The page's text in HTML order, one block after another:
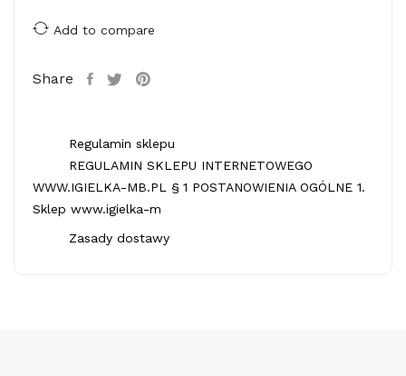
Add to compare
Share
Regulamin sklepu
REGULAMIN SKLEPU INTERNETOWEGO
WWW.IGIELKA-MB.PL § 1 POSTANOWIENIA OGÓLNE 1.
Sklep www.igielka-m
Zasady dostawy